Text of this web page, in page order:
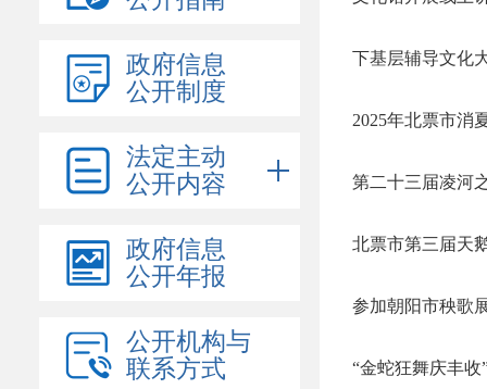
政府信息
公开制度
法定主动
公开内容
政府信息
公开年报
公开机构与
联系方式
下基层辅导文化
​2025年北票市消
第二十三届凌河
北票市第三届天
参加朝阳市秧歌
“金蛇狂舞庆丰收